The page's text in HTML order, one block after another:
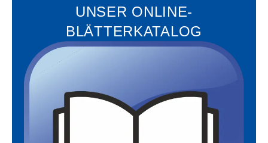
UNSER ONLINE-
BLÄTTERKATALOG